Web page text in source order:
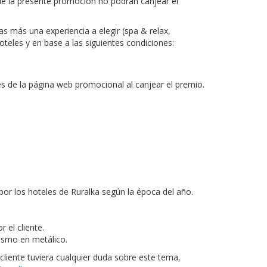
más una experiencia a elegir (spa & relax,
y en base a las siguientes condiciones:
de la página web promocional al canjear el premio.
los hoteles de Ruralka según la época del año.
por el cliente.
en metálico.
tuviera cualquier duda sobre este tema,